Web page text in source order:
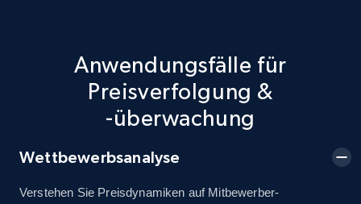
URL, Product id, Title, Seller name, Seller rating,
Seller reviews, Breadcrumbs, Root category, and
2.5K+ 359+ Jetzt anfangen
Anwendungsfälle für
Preisverfolgung &
-überwachung
Wettbewerbsanalyse
Verstehen Sie Preisdynamiken auf Mitbewerber-